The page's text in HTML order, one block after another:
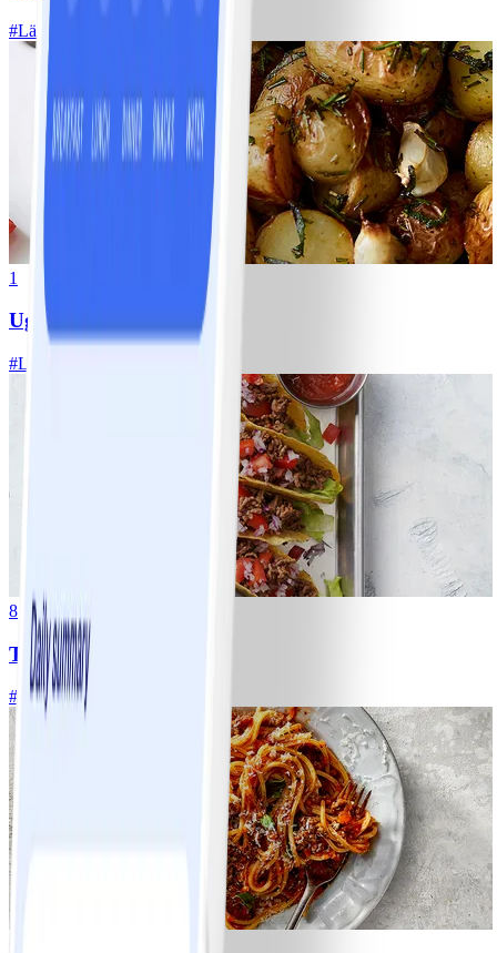
#Lätt 20 MIN
1
Ugnsrostad potatis
#Lätt
8
Tacos
# Lätt15 MIN